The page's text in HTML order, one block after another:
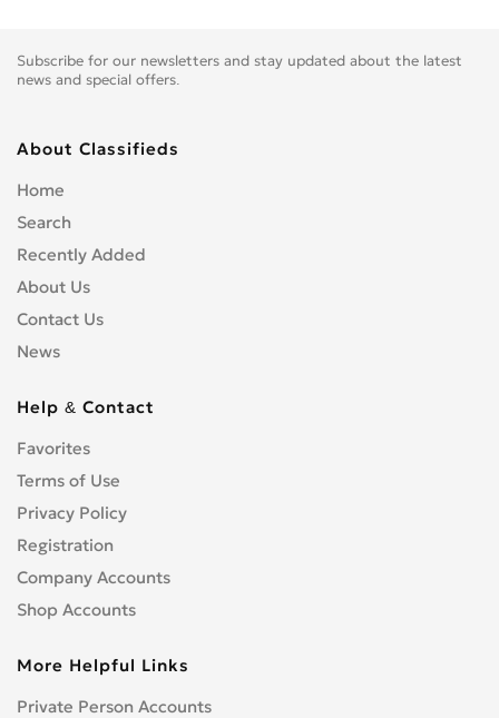
Subscribe for our newsletters and stay updated about the latest
news and special offers.
About Classifieds
Home
Search
Recently Added
About Us
Contact Us
News
Help & Contact
Favorites
Terms of Use
Privacy Policy
Registration
Company Accounts
Shop Accounts
More Helpful Links
Private Person Accounts